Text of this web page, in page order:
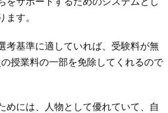
す。
考基準に適していれば、受験料が無
授業料の一部を免除してくれるので
めには、人物として優れていて、自